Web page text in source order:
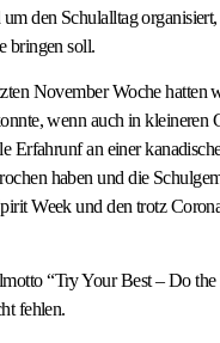
den Schulalltag
bringen soll.
November Woche hatten
wenn auch in kleineren
Erfahrunf an einer
haben und die
Week und den trotz
“Try Your Best – Do
fehlen.